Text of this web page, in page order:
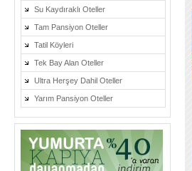
Su Kaydıraklı Oteller
Tam Pansiyon Oteller
Tatil Köyleri
Tek Bay Alan Oteller
Ultra Herşey Dahil Oteller
Yarım Pansiyon Oteller